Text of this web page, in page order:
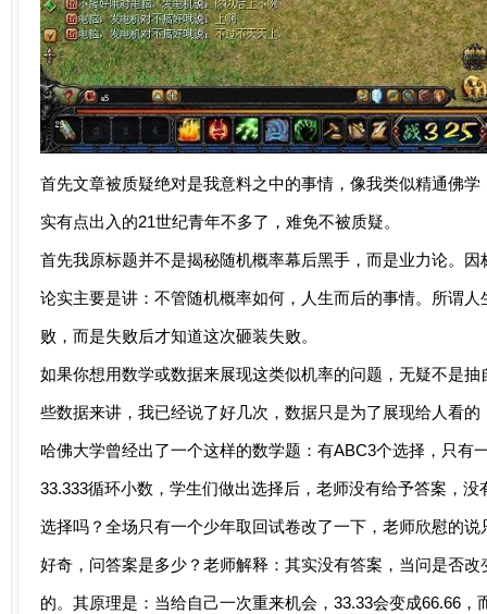
首先文章被质疑绝对是我意料之中的事情，像我类似精通佛
实有点出入的21世纪青年不多了，难免不被质疑。
首先我原标题并不是揭秘随机概率幕后黑手，而是业力论。
论实主要是讲：不管随机概率如何，人生而后的事情。所谓
败，而是失败后才知道这次砸装失败。
如果你想用数学或数据来展现这类似机率的问题，无疑不是
些数据来讲，我已经说了好几次，数据只是为了展现给人看
哈佛大学曾经出了一个这样的数学题：有ABC3个选择，只有
33.333循环小数，学生们做出选择后，老师没有给予答案，
选择吗？全场只有一个少年取回试卷改了一下，老师欣慰的
好奇，问答案是多少？老师解释：其实没有答案，当问是否
的。其原理是：当给自己一次重来机会，33.33会变成66.66